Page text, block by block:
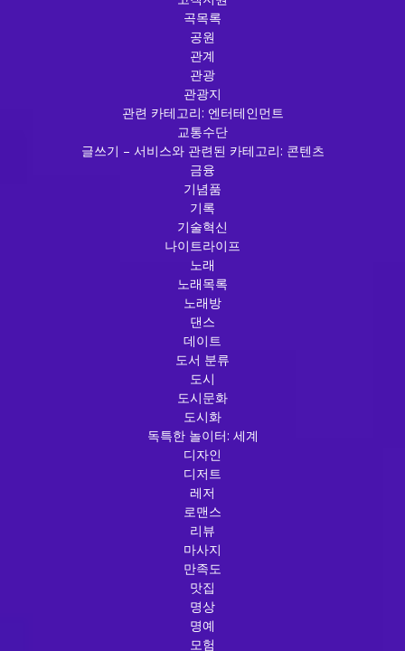
곡목록
공원
관계
관광
관광지
관련 카테고리: 엔터테인먼트
교통수단
글쓰기 – 서비스와 관련된 카테고리: 콘텐츠
금융
기념품
기록
기술혁신
나이트라이프
노래
노래목록
노래방
댄스
데이트
도서 분류
도시
도시문화
도시화
독특한 놀이터: 세계
디자인
디저트
레저
로맨스
리뷰
마사지
만족도
맛집
명상
명예
모험